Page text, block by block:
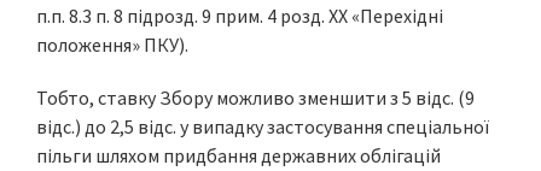
п.п. 8.3 п. 8 підрозд. 9 прим. 4 розд. XX «Перехідні
положення» ПКУ).
Тобто, ставку Збору можливо зменшити з 5 відс. (9
відс.) до 2,5 відс. у випадку застосування спеціальної
пільги шляхом придбання державних облігацій